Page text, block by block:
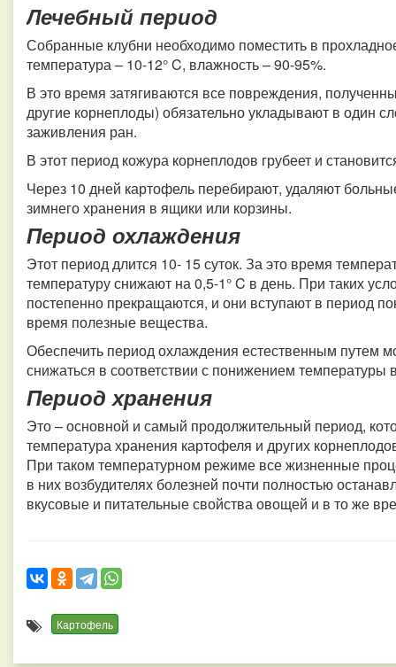
Лечебный период
Собранные клубни необходимо поместить в
температура – 10-12° C, влажность – 90-95%.
В это время затягиваются все повреждения,
другие корнеплоды) обязательно укладывают в один
заживления ран.
В этот период кожура корнеплодов грубеет и
Через 10 дней картофель перебирают, удаляют
зимнего хранения в ящики или корзины.
Период охлаждения
Этот период длится 10- 15 суток. За это время
температуру снижают на 0,5-1° C в день. При таких
постепенно прекращаются, и они вступают в период
время полезные вещества.
Обеспечить период охлаждения естественным путем
снижаться в соответствии с понижением температуры
Период хранения
Это – основной и самый продолжительный период,
температура хранения картофеля и других
При таком температурном режиме все жизненные
в них возбудителях болезней почти полностью
вкусовые и питательные свойства овощей и в то же
Картофель